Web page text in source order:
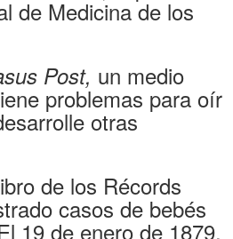
de Medicina de los
Post, un medio
problemas para oír
otras
de los Récords
casos de bebés
19 de enero de 1879,